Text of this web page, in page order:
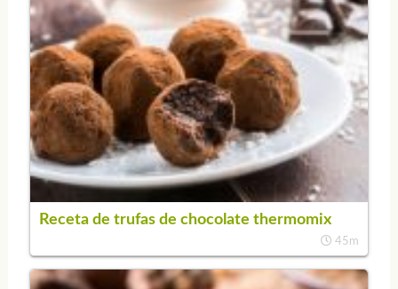
Receta de trufas de chocolate thermomix
45m